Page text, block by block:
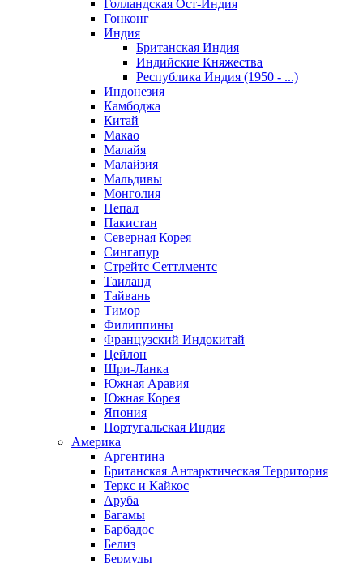
Голландская Ост-Индия
Гонконг
Индия
Британская Индия
Индийские Княжества
Республика Индия (1950 - ...)
Индонезия
Камбоджа
Китай
Макао
Малайя
Малайзия
Мальдивы
Монголия
Непал
Пакистан
Северная Корея
Сингапур
Стрейтс Сеттлментс
Таиланд
Тайвань
Тимор
Филиппины
Французский Индокитай
Цейлон
Шри-Ланка
Южная Аравия
Южная Корея
Япония
Португальская Индия
Америка
Аргентина
Британская Антарктическая Территория
Теркс и Кайкос
Аруба
Багамы
Барбадос
Белиз
Бермуды